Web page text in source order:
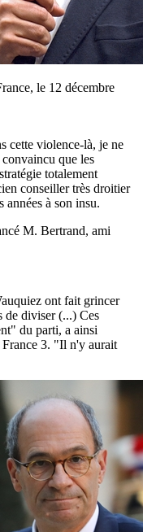
le 12 décembre
cette violence-là, je ne
que les
totalement
conseiller très droitier
à son insu.
M. Bertrand, ami
ont fait grincer
de diviser (...) Ces
du parti, a ainsi
France 3. "Il n'y aurait